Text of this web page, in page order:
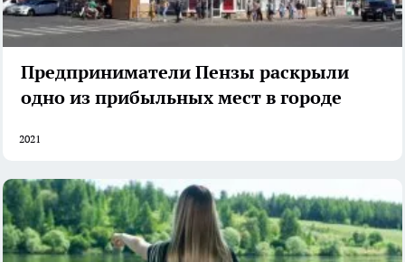
Предприниматели Пензы раскрыли
одно из прибыльных мест в городе
2021